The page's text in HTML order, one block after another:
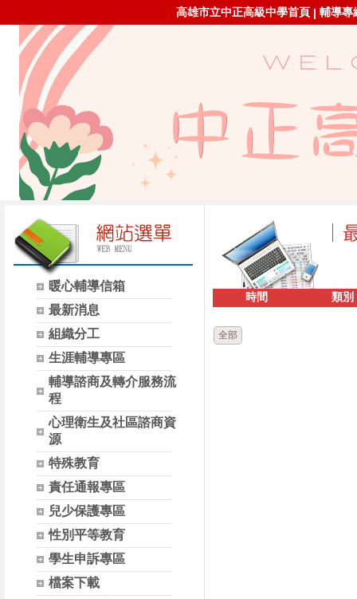
高雄市立中正高級中學首頁 | 輔導專
暖心輔導信箱
最新消息
組織分工
生涯輔導專區
輔導諮商及轉介服務流
程
心理衛生及社區諮商資
源
特殊教育
責任通報專區
兒少保護專區
性別平等教育
學生申訴專區
檔案下載
時間 類別
全部